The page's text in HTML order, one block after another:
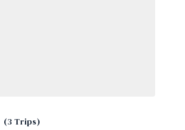
(3 Trips)